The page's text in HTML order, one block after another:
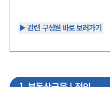
▶︎ 관련 구성원 바로 보러가기